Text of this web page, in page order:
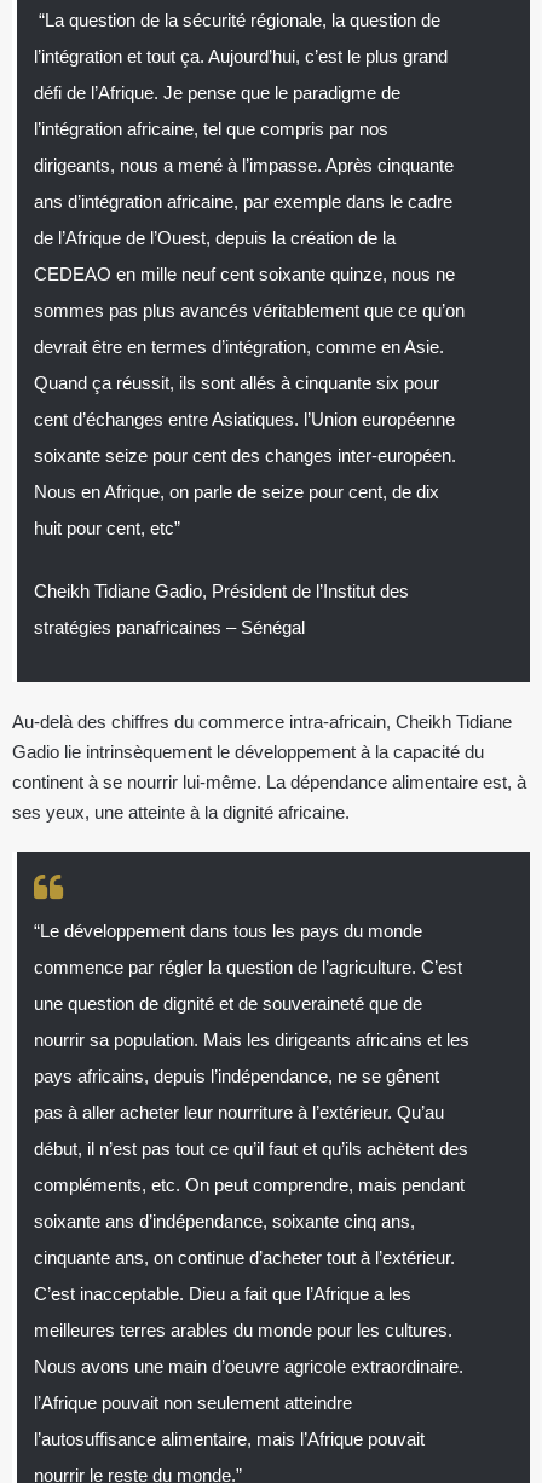
“La question de la sécurité régionale, la question de
l’intégration et tout ça. Aujourd’hui, c’est le plus grand
défi de l’Afrique. Je pense que le paradigme de
l’intégration africaine, tel que compris par nos
dirigeants, nous a mené à l’impasse. Après cinquante
ans d’intégration africaine, par exemple dans le cadre
de l’Afrique de l’Ouest, depuis la création de la
CEDEAO en mille neuf cent soixante quinze, nous ne
sommes pas plus avancés véritablement que ce qu’on
devrait être en termes d’intégration, comme en Asie.
Quand ça réussit, ils sont allés à cinquante six pour
cent d’échanges entre Asiatiques. l’Union européenne
soixante seize pour cent des changes inter-européen.
Nous en Afrique, on parle de seize pour cent, de dix
huit pour cent, etc”
Cheikh Tidiane Gadio, Président de l’Institut des
stratégies panafricaines – Sénégal
Au-delà des chiffres du commerce intra-africain, Cheikh Tidiane
Gadio lie intrinsèquement le développement à la capacité du
continent à se nourrir lui-même. La dépendance alimentaire est, à
ses yeux, une atteinte à la dignité africaine.
“Le développement dans tous les pays du monde
commence par régler la question de l’agriculture. C’est
une question de dignité et de souveraineté que de
nourrir sa population. Mais les dirigeants africains et les
pays africains, depuis l’indépendance, ne se gênent
pas à aller acheter leur nourriture à l’extérieur. Qu’au
début, il n’est pas tout ce qu’il faut et qu’ils achètent des
compléments, etc. On peut comprendre, mais pendant
soixante ans d’indépendance, soixante cinq ans,
cinquante ans, on continue d’acheter tout à l’extérieur.
C’est inacceptable. Dieu a fait que l’Afrique a les
meilleures terres arables du monde pour les cultures.
Nous avons une main d’oeuvre agricole extraordinaire.
l’Afrique pouvait non seulement atteindre
l’autosuffisance alimentaire, mais l’Afrique pouvait
nourrir le reste du monde.”